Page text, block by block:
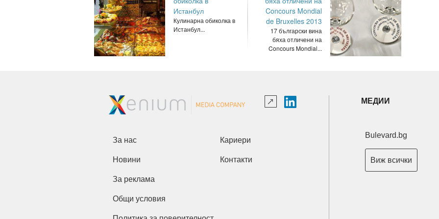
Истанбул
Кулинарна обиколка в
Истанбул...
Concours Mondial
de Bruxelles 2013
17 български вина
бяха отличени на
Concours Mondial...
За нас Кариери
Новини Контакти
За реклама
Общи условия
МЕДИИ
Bulevard.bg
Виж всички